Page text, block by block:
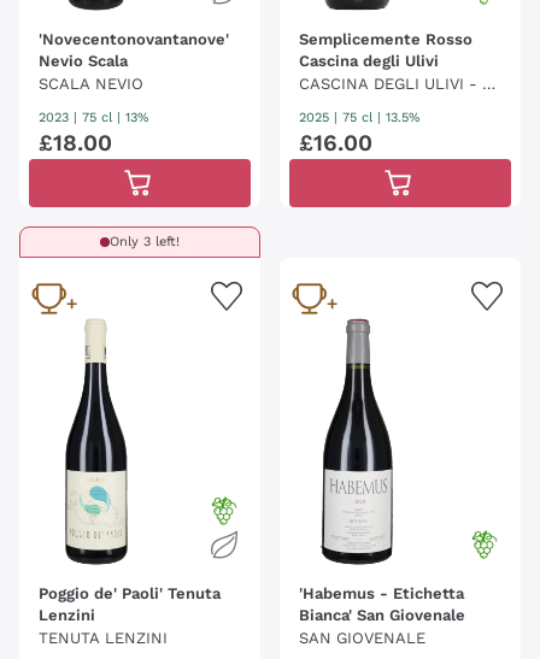
'Novecentonovantanove'
Nevio Scala
SCALA NEVIO
2023 | 75 cl | 13%
£18.00
Semplicemente Rosso
Cascina degli Ulivi
CASCINA DEGLI ULIVI - BE
2025 | 75 cl | 13.5%
£16.00
Only 3 left!
Poggio de' Paoli' Tenuta
Lenzini
TENUTA LENZINI
'Habemus - Etichetta
Bianca' San Giovenale
SAN GIOVENALE